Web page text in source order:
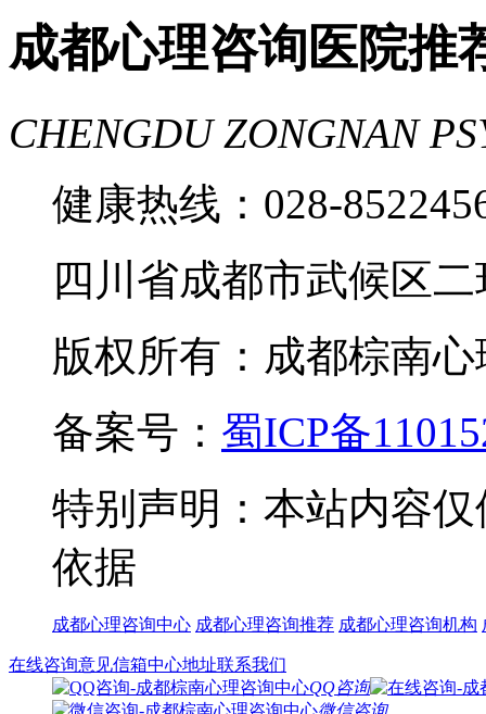
成都心理咨询医院推
CHENGDU ZONGNAN
健康热线：028-
四川省成都市武候区
版权所有：成都棕南
备案号： 蜀ICP备
特别声明：本站内容
依据
成都心理咨询中心 成都心理咨询推荐 成都心理咨询机构
在线咨询意见信箱中心地址联系我们
QQ咨询
微信咨询